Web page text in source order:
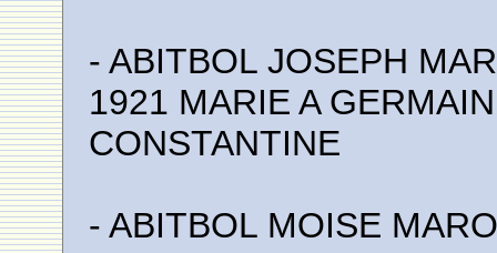
- ABITBOL JOSEPH
1921 MARIE A
CONSTANTINE
- ABITBOL MOISE